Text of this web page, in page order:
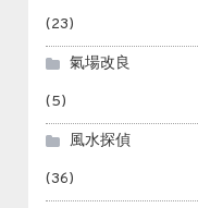
(23)
氣場改良
(5)
風水探偵
(36)